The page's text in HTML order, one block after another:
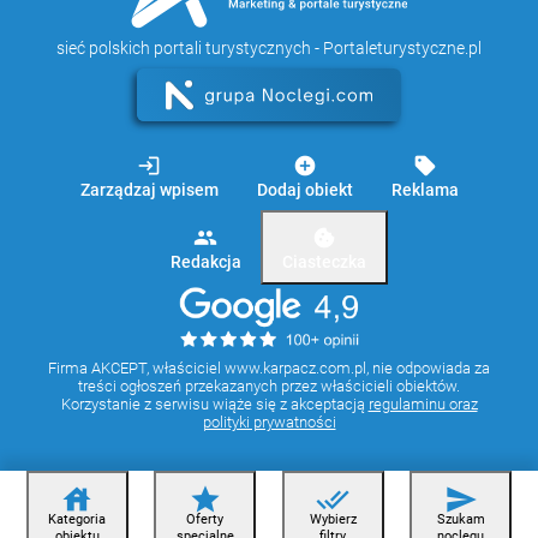
login
Zarządzaj wpisem
add_circle
Dodaj obiekt
sell
Reklama
group
Redakcja
sieć polskich portali turystycznych - Portaleturystyczne.pl
Firma AKCEPT, właściciel www.karpacz.com.pl, nie odpowiada za
treści ogłoszeń przekazanych przez właścicieli obiektów.
Korzystanie z serwisu wiąże się z akceptacją regulaminu oraz
polityki prywatności
house
Kategoria
star
Oferty
done_all
Wybierz
send
Szukam